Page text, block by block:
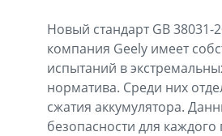
Новый стандарт GB
компания Geely имеет
испытаний в
норматива. Среди них
сжатия аккумулятора.
безопасности для каждого